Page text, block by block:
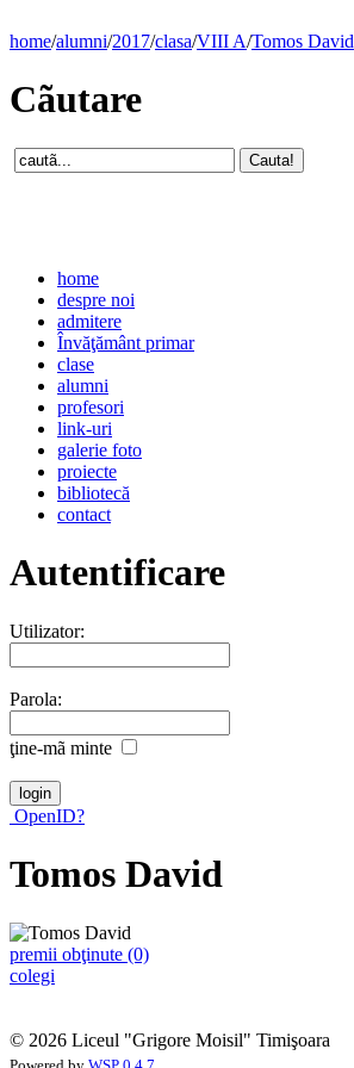
home/alumni/2017/clasa/VIII A/Tomos David
Cãutare
home
despre noi
admitere
Învăţământ primar
clase
alumni
profesori
link-uri
galerie foto
proiecte
bibliotecă
contact
Autentificare
Utilizator:
Parola:
ţine-mã minte
OpenID?
Tomos David
premii obţinute (0)
colegi
© 2026 Liceul "Grigore Moisil" Timişoara